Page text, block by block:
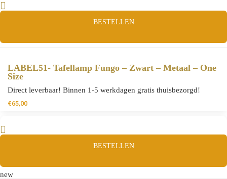
BESTELLEN
LABEL51- Tafellamp Fungo – Zwart – Metaal – One
Size
Direct leverbaar! Binnen 1-5 werkdagen gratis thuisbezorgd!
€65,00
BESTELLEN
new